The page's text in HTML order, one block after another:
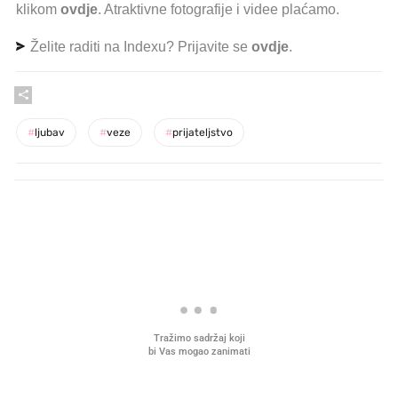
klikom ovdje. Atraktivne fotografije i videe plaćamo.
Želite raditi na Indexu? Prijavite se ovdje.
#ljubav #veze #prijateljstvo